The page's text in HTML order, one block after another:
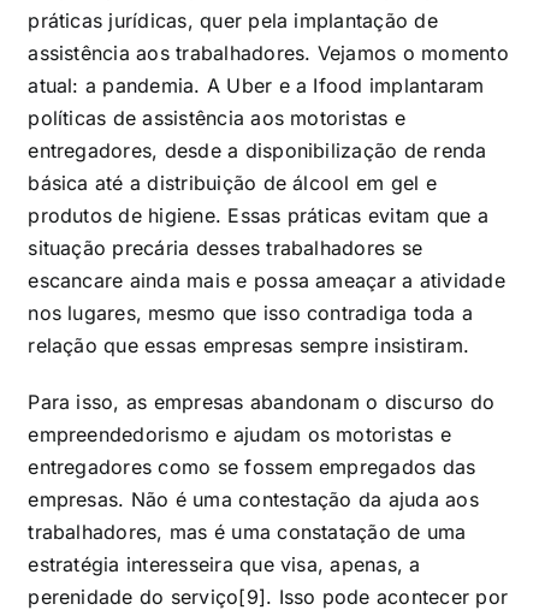
práticas jurídicas, quer pela implantação de
assistência aos trabalhadores. Vejamos o momento
atual: a pandemia. A Uber e a Ifood implantaram
políticas de assistência aos motoristas e
entregadores, desde a disponibilização de renda
básica até a distribuição de álcool em gel e
produtos de higiene. Essas práticas evitam que a
situação precária desses trabalhadores se
escancare ainda mais e possa ameaçar a atividade
nos lugares, mesmo que isso contradiga toda a
relação que essas empresas sempre insistiram.
Para isso, as empresas abandonam o discurso do
empreendedorismo e ajudam os motoristas e
entregadores como se fossem empregados das
empresas. Não é uma contestação da ajuda aos
trabalhadores, mas é uma constatação de uma
estratégia interesseira que visa, apenas, a
perenidade do serviço[9]. Isso pode acontecer por